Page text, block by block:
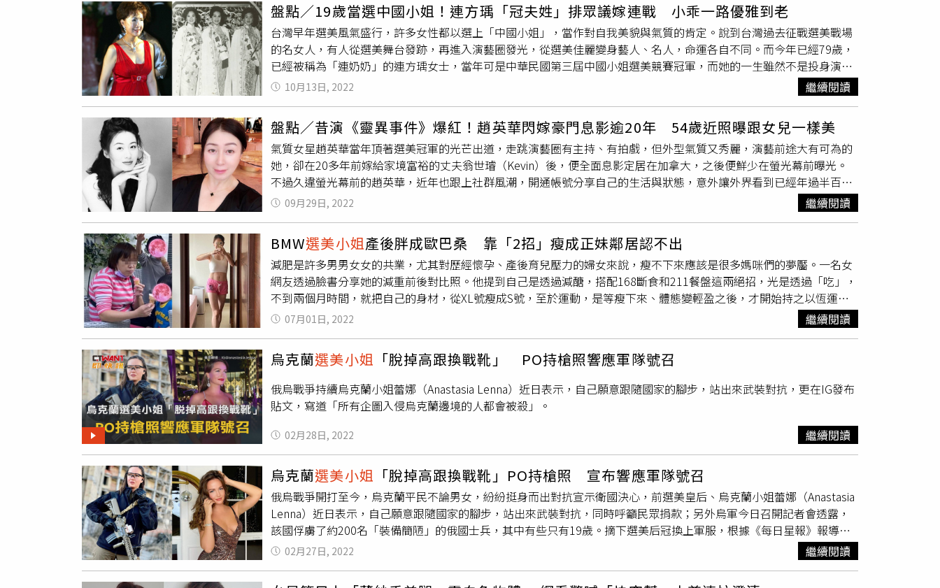
時結識了後來成為伊拉克總統的海珊，讓他得以在1980年代，兩伊戰爭期間，獲承攬伊拉克軍火及軍品生意的機會而致
富，開啟了他的奢華、炫富的「黃金」時代。在台灣早年有「選美皇帝」稱號的唐日榮，是台灣90年代選美的主要推
手。（圖／報系資料照片）號稱因為軍火致富的唐日榮，1987年在台灣創立了「中華民國選美協會」並自任理事長直到
1995年，也因為他的推動，成功把早年在台灣斷了20幾年的選美活動，重新在台灣推展起來。回顧1988年至1995年這
段時間，是台灣選美活動的盛世高峰期，在唐日榮的主導下，每年都盛大舉辦「中國小姐」、「佳樂小姐」、「國際小
姐」等選美活動，當時的唐日榮意氣風發，場場選美活動都親自參與，還高調炫富，不是出入都搭乘加長型白色勞斯萊
斯與凱迪拉克大禮車，就是炫耀家裡有黃金馬桶、黃金名片等。在台灣早年有「選美皇帝」稱號的唐日榮，是台灣90年
代選美的主要推手。（圖／報系資料照片）而唐日榮因為誇張又高調的展現自己所擁有的財富，加上因為舉辦選美關
係，身邊總是環繞著身材姣好的美麗佳麗，雖然讓他成為媒體的寵兒，擁有「台灣選美皇帝」的稱號，但也引來社會的
議論，好壞評價都有。在台灣早年有「選美皇帝」稱號的唐日榮，很多人想到他，都記得他的豪宅有個金馬桶。（圖／
報系資料照片）後來唐日榮在卸任中華民國選美協會理事長後，是非不斷，晚年落魄又淒涼，他先是與同樣從選美比賽
出身的繼任者、模特兒姜文淑傳出感情及財務糾紛，雙方曾當著媒體鏡頭前大吵，選美活動後來也因此停辦；接著他與
妻子離婚、傳出財務危機，到處欠錢，加上官司纏身、全身是病，一度連在醫院要住院開刀，醫院還找不到家屬簽手術
同意書，最後他因腎衰竭病逝，結束了他短短58年看似風光，卻又充滿爭議的人生。
盤點／19歲當選中國小姐！連方瑀「冠夫姓」排眾議嫁連戰 小乖一路優雅到老
台灣早年選美風氣盛行，許多女性都以選上「中國小姐」，當作對自我美貌與氣質的肯定。說到台灣過去征戰選美戰場
的名女人，有人從選美舞台發跡，再進入演藝圈發光，從選美佳麗變身藝人、名人，命運各自不同。而今年已經79歲，
已經被稱為「連奶奶」的連方瑀女士，當年可是中華民國第三屆中國小姐選美競賽冠軍，而她的一生雖然不是投身演藝
圈，但與前副總統、國民黨榮譽主席連戰一路從青梅竹馬扶持到老，她的美麗與優雅從未改變，算是中國小姐極為經典
的美麗代表。前副總統連戰的夫人連方瑀女士，早年是中國小姐的冠軍，還是很會念書的高材生。（圖／報系資料照
南京金陵大學，舉家遷台後也是擔任教職工作，出身自書香世家的連方瑀，從小得到良好的教育，功課更是名列前茅。
當年連方瑀在中山女高畢業後，台灣大學植物病蟲害系，後來又赴美留學，獲得了康乃狄克大學的生物化學碩士學位，
而她在就讀大學期間，就因為極具出色的美貌與氣質，獲得中華民國第三屆中國小姐選美競賽冠軍。而連方瑀與連戰夫
妻多年，兩人是政界相當知名的神仙眷侶。當年連方瑀在1962年獲得中國小姐第1名的肯定，3年後嫁給連戰，她曾對外
透露，當年她與連戰交往消息被曝光後，她曾收過不少指責的信件，內容不外乎是質疑她，「外省人怎可以嫁給本省
人」她坦言，但如果不是連戰對愛的堅持，她力排眾議嫁給連戰，兩人這輩子就不會結這段夫婦緣分了。前副總統連戰
與夫人連方瑀女士結婚多年，夫妻感情深厚，互敬互愛。（圖／報系資料照片）一個出身自高級知識分子家庭的中國小
姐，再嫁給從政的先生，連方瑀婚後選擇冠夫姓，婚後並育有2子2女，1996年，她成為副總統夫人，螢光幕前，連方瑀
總是以選美小姐般優雅的姿態亮麗現身，和連戰一同出席各大重要政商場合，成為許多政治新聞畫面中，最美的「嬌」
點。而連方瑀在生下大女兒連惠心後，先後陸續生下了長子連勝文、次子連勝武和次女連詠心。丈夫連戰婚後專注於政
治發展，他在蔣經國的賞識和父親連震東幫助下，一路上官運亨通，也因此照顧四個兒女的家庭重擔，就都落在了連方
瑀身上。前副總統連戰的夫人連方瑀女士，早年是中國小姐的冠軍，後來是連戰從政背後重要的美麗力量。（圖／報系
資料照片）但難得的是，面對丈夫連戰主外，負責主內的連方瑀，一直默默在背後支持著連戰的政治發展，並把一家人
照顧得好好的，而總被連戰私下稱呼為「小乖」的連方瑀，即便已過了古稀之年，即便歲月多少在她臉上寫下痕跡，但
她每次對外現身，依舊舉止端莊、穿著優雅，搭配她專屬於中國小姐般優雅的高貴氣質，從年輕美到老，讓人印象深
刻。
10月13日, 2022 繼續閱讀
盤點／昔演《靈異事件》爆紅！趙英華閃嫁豪門息影逾20年 54歲近照曝跟女兒一樣美
氣質女星趙英華當年頂著選美冠軍的光芒出道，走跳演藝圈有主持、有拍戲，但外型氣質又秀麗，演藝前途大有可為的
她，卻在20多年前嫁給家境富裕的丈夫翁世璿（Kevin）後，便全面息影定居在加拿大，之後便鮮少在螢光幕前曝光。
不過久違螢光幕前的趙英華，近年也跟上社群風潮，開通帳號分享自己的生活與狀態，意外讓外界看到已經年過半百的
她，模樣依舊年輕又美麗。擁有音樂才華的趙英華，因為從小就開始學長笛與鋼琴，全身上下散發出優雅的才女氣質，
她早年在就讀文化大學音樂系期間，就參加過中國小姐與國際中華小姐等選美比賽，開始被外界注意到她的美貌。後來
她因為選美踏進演藝圈，主持過節目《五燈獎》、《紅色炸彈》、《星期天報報》、《真愛與真情》等，知性又優雅的
主持形象深植人心。擁有音樂才華的女星趙英華，過去是透過選美進入演藝圈。（圖／報系資料照片）除了主持表現亮
眼，趙英華後來更為人所熟知的，還有就是她當年與謝祖武合作主演電視劇《台灣靈異事件》，她在劇中飾演開天眼的
女警官王玉芳，讓她瞬間站上演藝事業的巔峰，當年她充滿知性、溫柔又優雅的形象，留給觀眾非常正面又深刻的螢幕
記憶。而就在趙英華演藝事業有機會再更上一層樓之際，她忽然在2000年，宣布嫁給老公翁世璿（Kevin），並在婚後
宣布息影，追隨丈夫舉家搬到溫哥華、上海和泰國，並陸續生下兩個漂亮的寶貝女兒Natalie、Kimberly。此後趙英華專
心在家相夫教子，已經很多年不在媒體螢光幕前公開露面。擁有音樂才華的女星趙英華，當年主演《台灣靈異事件》，
讓她紅透半邊天。（圖／報系資料照片）不過最近這幾年，隨著社群平台發達，趙英華2019年開通了IG帳號，對外分享
自拍照和家庭生活，讓粉絲一窺已經年過半百的她，無論臉蛋、氣質或身材，都跟年輕時一樣漂亮，但面對網友的留言
稱讚，她很謙虛地說：「胖了好多呀！」不過趙英華的美貌的氣質有目共睹，她不但從年輕一路美到了中年，還把漂亮
寶貝的高顏值，遺傳給自己的兩個女兒。趙英華的兩個女兒Natalie、Kimberly都繼承到媽媽的好基因，不但臉蛋漂亮，
身材也跟媽媽一樣，是
等級的好身型，母女三人站在一起合照，宛如姐妹合影，高顏值的家庭讓粉絲看了非常
羨慕。趙英華生的兩個女兒，都跟她一樣漂亮。（圖／翻攝趙英華IG）
09月29日, 2022 繼續閱讀
BMW選美小姐產後胖成歐巴桑 靠「2招」瘦成正妹鄰居認不出
減肥是許多男男女女的共業，尤其對歷經懷孕、產後育兒壓力的婦女來說，瘦不下來應該是很多媽咪們的夢靨。一名女
網友透過臉書分享她的減重前後對比照。他提到自己是透過減醣，搭配168斷食和211餐盤這兩絕招，光是透過「吃」，
不到兩個月時間，就把自己的身材，從XL號瘦成S號，至於運動，是等瘦下來、體態變輕盈之後，才開始持之以恆運
動。一名女網友透過臉書社團《減醣好好》及《吃飽才有力氣瘦》臉書粉專，分享自己的減重方式。她透露，自己在約
，當時還獲得了第三名的好名次。但她年輕時仗著身材苗條，又是個大
胃王，常常光是一餐，就能吃下2個大麥克套餐、1個便當、1個涼麵，還不覺得飽。一旦覺得好像變胖了，就餓個幾
餐，馬上就又瘦回來。這名女網友分享減重歷程，曝光超驚人的前後對比照。（圖／翻攝《吃飽才有力氣瘦》臉書粉
專）但到了懷孕生產後，她坦承在育兒這幾年，體型因為作息、壓力，一直胖胖瘦瘦，「真的是慘不忍睹」。後來出現
了新冠疫情後，她坦承在去年底，迎來了她人生體重的最高峰，還出現了糖尿病症狀，「胖到無他（自拍濾鏡APP）都
救不了我」，才終於痛定思痛，決定控制體重。這名網友說，她是從去年10月開始，嚴格落實168斷食法，一天調整成
吃兩餐，大概是中午12點多開始吃午餐，晚餐絕對會在7點前結束；且每餐都採行211餐盤，以蔬菜2份、蛋白質1份、全
穀類1份的比例去分配自己的飲食。就靠著減醣跟168飲食策略，還有211餐盤，不到兩個月的時間，這名女網友單單靠
飲食控制，就把自己的體態，從穿XL號衣服覺得緊繃，到現在可以輕鬆穿上S號。這名女網友分享減重歷程，曝光超驚
人的前後對比照。（圖／翻攝《吃飽才有力氣瘦》臉書粉專）而在飲食控制這段期間，這名女網友考量胖的時候運動很
吃力，她是等到真正瘦下來後才開始加入運動控制體態。她提到，現在她每天運動時間大多落在1個小時，做什麼運動
她認為不是重點，能持之以恆才是最重要的。而瘦下來之後，這名女網友因為整個人體態從歐巴桑變成年輕妹子，「瘦
到鄰居認不得我，市場買菜、下樓倒垃圾隨處開講座教瘦身妙招。」而看到這名女網友這麼「勵志」的減肥經歷，網友
紛紛大讚「偶像」、「瘦得好漂亮又健康」；還有人覺得胖跟瘦的她，簡直「差了兩代的感覺」，足見體態胖瘦對一個
人外表的年輕程度，真的差很大。
07月01日, 2022 繼續閱讀
烏克蘭選美小姐 「脫掉高跟換戰靴」 PO持槍照響應軍隊號召
俄烏戰爭持續烏克蘭小姐蕾娜（Anastasia Lenna）近日表示，自己願意跟隨國家的腳步，站出來武裝對抗，更在IG發布
貼文，寫道「所有企圖入侵烏克蘭邊境的人都會被殺」。
02月28日, 2022 繼續閱讀
烏克蘭選美小姐 「脫掉高跟換戰靴」PO持槍照 宣布響應軍隊號召
俄烏戰爭開打至今，烏克蘭平民不論男女，紛紛挺身而出對抗宣示衛國決心，前選美皇后、烏克蘭小姐蕾娜（Anastasia
Lenna）近日表示，自己願意跟隨國家的腳步，站出來武裝對抗，同時呼籲民眾捐款；另外烏軍今日召開記者會透露，
該國俘虜了約200名「裝備簡陋」的俄國士兵，其中有些只有19歲。摘下選美后冠換上軍服，根據《每日星報》報導，
烏克蘭2015年國際小姐選美大賽代表萊娜（Anastasia Lenna）本週六（26日）用英文在個人社群平台發布貼文，寫道
「所有企圖入侵烏克蘭邊境的人都會被殺」，還附上一張武裝士兵封鎖道路的照片；而她也響應國家號召，加入烏克蘭
軍隊以對抗俄軍入侵，「她已經將她的高跟鞋換成了戰靴」。根據報導，現年29歲的萊娜擁有甜美外貌，在IG上擁有9.4
02月27日, 2022 繼續閱讀